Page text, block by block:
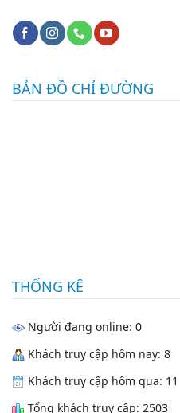
BẢN ĐỒ CHỈ ĐƯỜNG
THỐNG KÊ
Người đang online: 0
Khách truy cập hôm nay: 8
Khách truy cập hôm qua: 11
Tổng khách truy cập: 2503